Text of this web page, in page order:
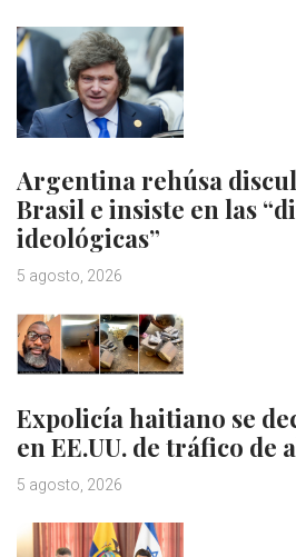
Argentina rehúsa
Brasil e insiste en las
ideológicas”
5 agosto, 2026
Expolicía haitiano se
en EE.UU. de tráfico de
5 agosto, 2026